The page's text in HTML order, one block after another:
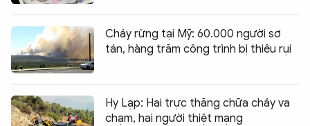
Cháy rừng tại Mỹ: 60.000 người sơ
tán, hàng trăm công trình bị thiêu rụi
Hy Lạp: Hai trực thăng chữa cháy va
chạm, hai người thiệt mạng